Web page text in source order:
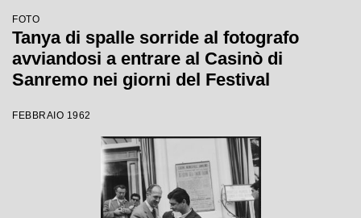
FOTO
Tanya di spalle sorride al fotografo
avviandosi a entrare al Casinò di
Sanremo nei giorni del Festival
FEBBRAIO 1962